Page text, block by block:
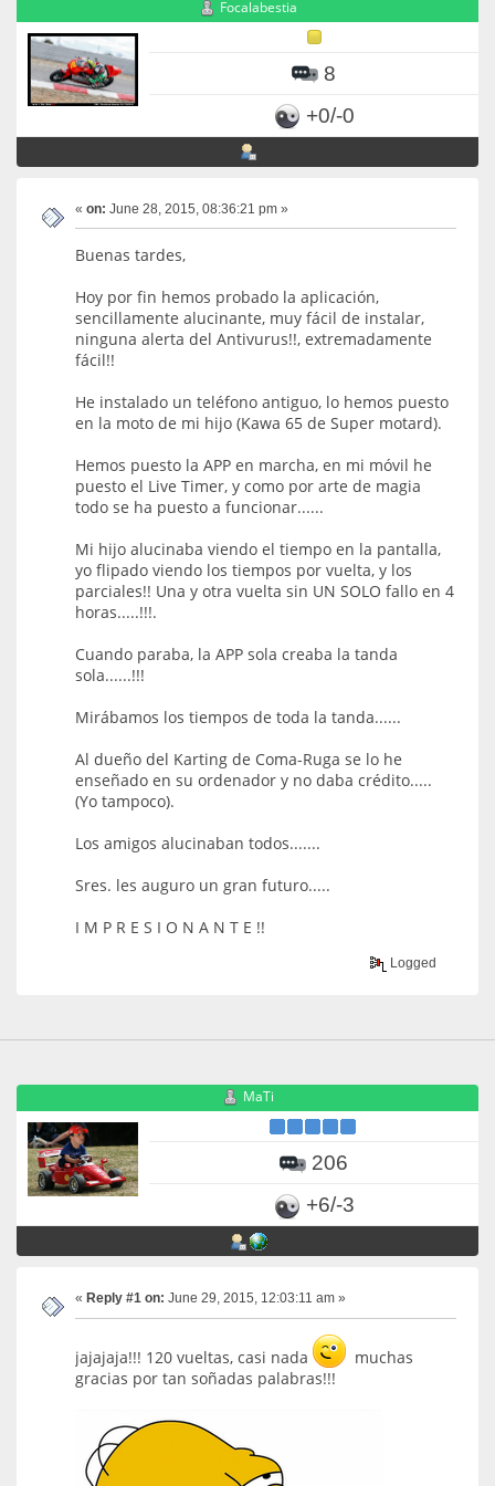
Focalabestia
8
+0/-0
« on: June 28, 2015, 08:36:21 pm »
Buenas tardes,
Hoy por fin hemos probado la aplicación,
sencillamente alucinante, muy fácil de instalar,
ninguna alerta del Antivurus!!, extremadamente
fácil!!
He instalado un teléfono antiguo, lo hemos puesto
en la moto de mi hijo (Kawa 65 de Super motard).
Hemos puesto la APP en marcha, en mi móvil he
puesto el Live Timer, y como por arte de magia
todo se ha puesto a funcionar......
Mi hijo alucinaba viendo el tiempo en la pantalla,
yo flipado viendo los tiempos por vuelta, y los
parciales!! Una y otra vuelta sin UN SOLO fallo en 4
horas.....!!!.
Cuando paraba, la APP sola creaba la tanda
sola......!!!
Mirábamos los tiempos de toda la tanda......
Al dueño del Karting de Coma-Ruga se lo he
enseñado en su ordenador y no daba crédito.....
(Yo tampoco).
Los amigos alucinaban todos.......
Sres. les auguro un gran futuro.....
I M P R E S I O N A N T E !!
Logged
MaTi
206
+6/-3
« Reply #1 on: June 29, 2015, 12:03:11 am »
jajajaja!!! 120 vueltas, casi nada
muchas
gracias por tan soñadas palabras!!!